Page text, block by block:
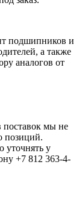
подшипников и
а также
аналогов от
поставок мы не
позиций.
уточнять у
+7 812 363-4-